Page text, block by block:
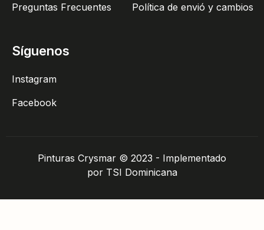
Preguntas Frecuentes
Política de envió y cambios
Síguenos
Instagram
Facebook
Pinturas Crysmar © 2023 - Implementado
por TSI Dominicana